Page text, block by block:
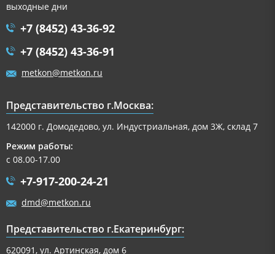
выходные дни
+7 (8452) 43-36-92
+7 (8452) 43-36-91
metkon@metkon.ru
Представительство г.Москва:
142000 г. Домодедово, ул. Индустриальная, дом 3Ж, склад 7
Режим работы:
с 08.00-17.00
+7-917-200-24-21
dmd@metkon.ru
Представительство г.Екатеринбург:
620091, ул. Артинская, дом 6